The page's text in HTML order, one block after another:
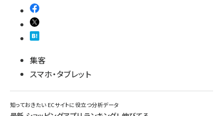
集客
スマホ・タブレット
知っておきたい ECサイトに役立つ分析データ